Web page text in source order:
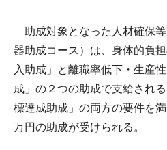
助成対象となった人材確保
器助成コース）は、身体的負
入助成」と離職率低下・生産
成」の２つの助成で支給され
標達成助成」の両方の要件を
万円の助成が受けられる。